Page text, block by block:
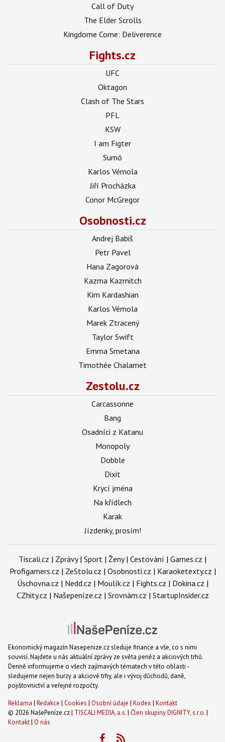
Call of Duty
The Elder Scrolls
Kingdome Come: Deliverence
Fights.cz
UFC
Oktagon
Clash of The Stars
PFL
KSW
I am Figter
Sumó
Karlos Vémola
Jiří Procházka
Conor McGregor
Osobnosti.cz
Andrej Babiš
Petr Pavel
Hana Zagorová
Kazma Kazmitch
Kim Kardashian
Karlos Vémola
Marek Ztracený
Taylor Swift
Emma Smetana
Timothée Chalamet
Zestolu.cz
Carcassonne
Bang
Osadníci z Katanu
Monopoly
Dobble
Dixit
Krycí jména
Na křídlech
Karak
Jízdenky, prosím!
Tiscali.cz | Zprávy| Sport | Ženy| Cestování | Games.cz |
Profigamers.cz | ZeStolu.cz | Osobnosti.cz | Karaoketexty.cz |
Úschovna.cz | Nedd.cz | Moulík.cz | Fights.cz | Dokina.cz |
CZhity.cz | Našepeníze.cz | Srovnám.cz | StartupInsider.cz
Ekonomický magazín Nasepenize.cz sleduje finance a vše, co s nimi
souvisí. Najdete u nás aktuální zprávy ze světa peněz a akciových trhů.
Denně informujeme o všech zajímavých tématech v této oblasti -
sledujeme nejen burzy a akciové trhy, ale i vývoj důchodů, daně,
pojišťovnictví a veřejné rozpočty.
Reklama | Redakce | Cookies | Osobní údaje | Kodex | Kontakt
© 2026 NašePeníze.cz | TISCALI MEDIA, a.s.| Člen skupiny DIGNITY, s.r.o.|
Kontakt| O nás